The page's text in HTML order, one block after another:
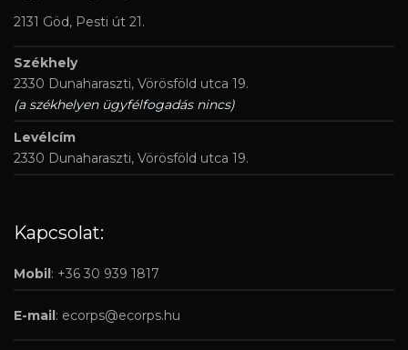
2131 Göd, Pesti út 21.
Székhely
2330 Dunaharaszti, Vörösföld utca 19.
(a székhelyen ügyfélfogadás nincs)
Levélcím
2330 Dunaharaszti, Vörösföld utca 19.
Kapcsolat:
Mobil: +36 30 939 1817
E-mail: ecorps@ecorps.hu